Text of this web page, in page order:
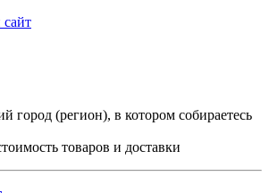
город (регион), в котором собираетесь
товаров и доставки